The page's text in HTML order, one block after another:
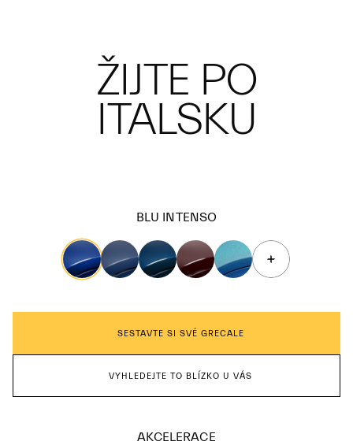
ŽIJTE PO
ITALSKU
BLU INTENSO
SESTAVTE SI SVÉ GRECALE
VYHLEDEJTE TO BLÍZKO U VÁS
AKCELERACE